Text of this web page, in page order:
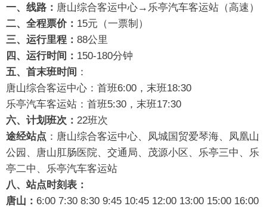
一、线路： 唐山综合客运中心→乐亭汽车客运站（高速）
二、全程票价： 15元（一票制）
三、运行里程： 88公里
四、运行时间： 150-180分钟
五、首末班时间 ：
唐山综合客运中心：首班6:00，末班18:30
乐亭汽车客运站：首班5:30，末班17:30
六、计划班次： 22班次
途经站点 ：唐山综合客运中心、凤城国贸爱琴海、凤凰山
公园、唐山肛肠医院、交通局、茂源小区、乐亭三中、乐
亭二中、乐亭汽车客运站
八、站点时刻表：
唐山： 6:00 7:30 8:30 9:45 10:45 12:00 13:00 15:00 16:00